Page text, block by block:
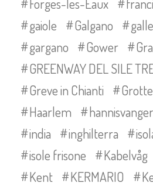
Forges-les-Eaux
gaiole
Galgano
gargano
Gower
GREENWAY DEL SILE
Greve in Chianti
Haarlem
hannisvanger
india
inghilterra
isole frisone
Kabelvåg
Kent
KERMARIO